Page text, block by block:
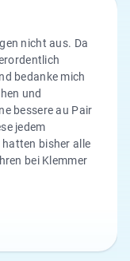
nicht aus. Da
bedanke mich
und
bessere au Pair
jedem
bisher alle
bei Klemmer